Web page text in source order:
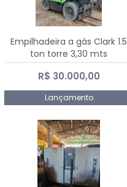
Empilhadeira a gás Clark 1.5
ton torre 3,30 mts
R$ 30.000,00
Lançamento